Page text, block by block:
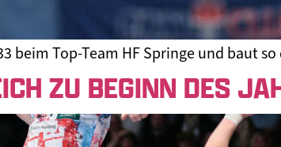
beim Top-Team HF Springe und baut
ZU BEGINN DES